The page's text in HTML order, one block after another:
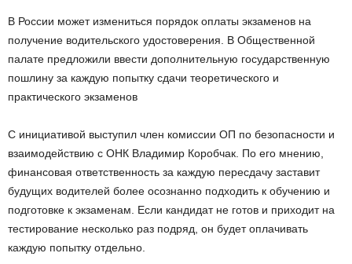
В России может измениться порядок оплаты экзаменов на
получение водительского удостоверения. В Общественной
палате предложили ввести дополнительную государственную
пошлину за каждую попытку сдачи теоретического и
практического экзаменов
С инициативой выступил член комиссии ОП по безопасности и
взаимодействию с ОНК Владимир Коробчак. По его мнению,
финансовая ответственность за каждую пересдачу заставит
будущих водителей более осознанно подходить к обучению и
подготовке к экзаменам. Если кандидат не готов и приходит на
тестирование несколько раз подряд, он будет оплачивать
каждую попытку отдельно.